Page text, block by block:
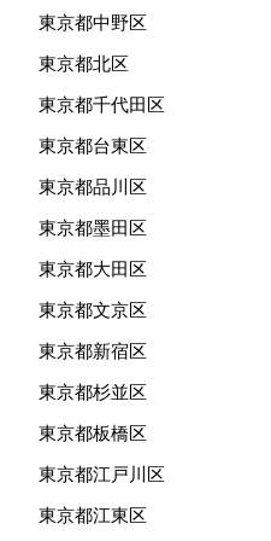
東京都中野区
東京都北区
東京都千代田区
東京都台東区
東京都品川区
東京都墨田区
東京都大田区
東京都文京区
東京都新宿区
東京都杉並区
東京都板橋区
東京都江戸川区
東京都江東区